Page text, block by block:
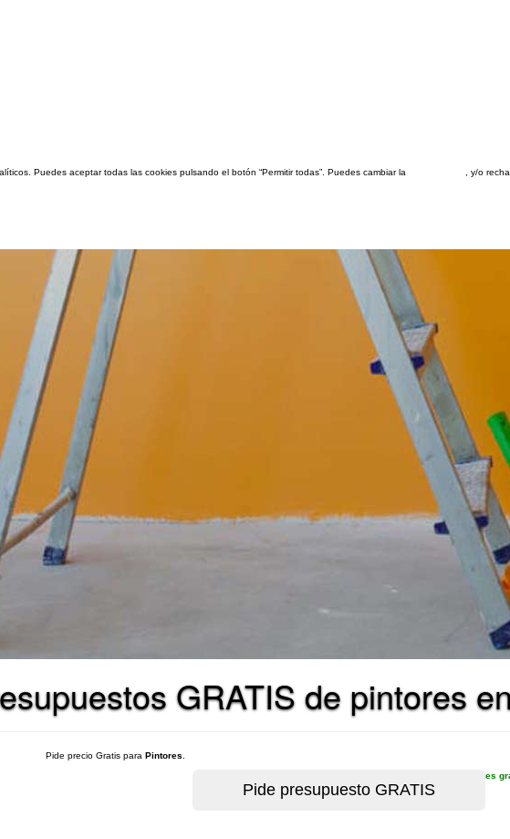
Puedes aceptar todas las cookies pulsando el botón “Permitir todas”. Puedes cambiar la
, y/o
GRATIS de pintores
Pide precio Gratis para Pintores
es